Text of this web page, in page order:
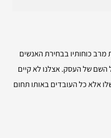
כוחותיו בבחירת האנשים
השם של העסק. אצלנו לא קיים
אלא כל העובדים באותו תחום